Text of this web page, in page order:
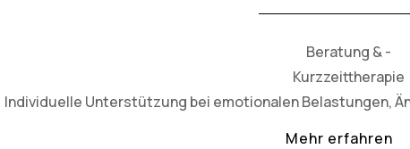
Beratung & -
Kurzzeittherapie
Individuelle Unterstützung bei emotionalen Belastungen,
Mehr erfahren